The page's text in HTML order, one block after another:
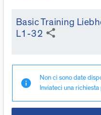
Basic Training
L1-32 share
info
Non ci sono date
Inviateci una